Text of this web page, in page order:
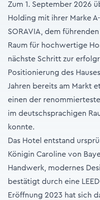
Zum 1. September 2026
Holding mit ihrer Marke
SORAVIA, dem
Raum für hochwertige
nächste Schritt zur
Positionierung des
Jahren bereits am Markt
einen der
im deutschsprachigen
konnte.
Das Hotel entstand
Königin Caroline von
Handwerk, modernes
bestätigt durch eine
Eröffnung 2023 hat sich